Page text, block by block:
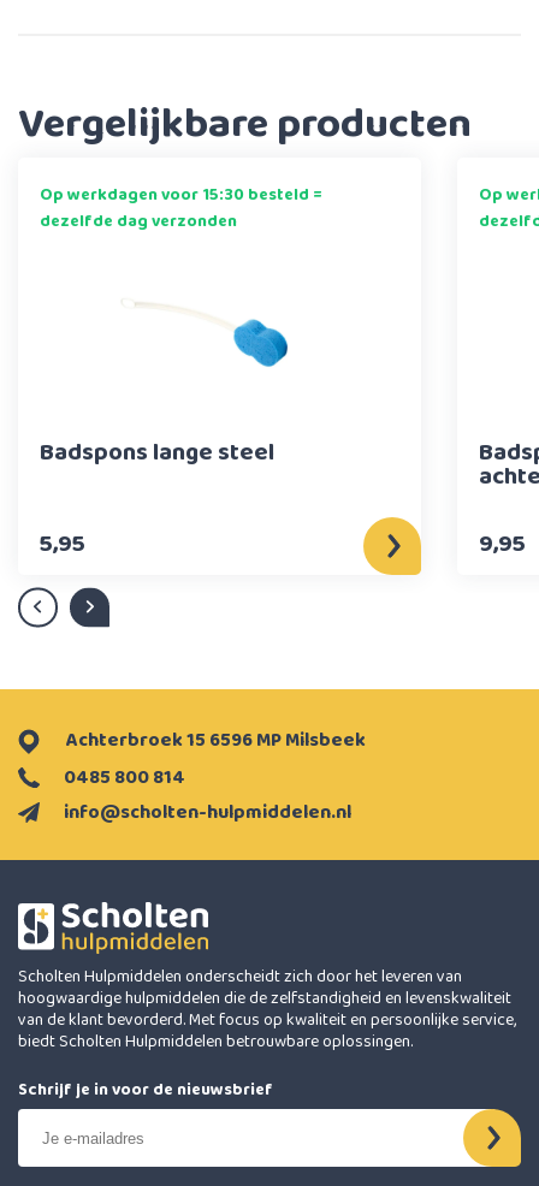
Vergelijkbare producten
Op werkdagen voor 15:30 besteld =
dezelfde dag verzonden
Badspons lange steel
5,95
Op
9,95
info@scholten-hulpmiddelen.nl
0485 800 814
Achterbroek 15 6596 MP Milsbeek
Scholten Hulpmiddelen onderscheidt zich door het leveren van
hoogwaardige hulpmiddelen die de zelfstandigheid en levenskwaliteit
van de klant bevorderd. Met focus op kwaliteit en persoonlijke service,
biedt Scholten Hulpmiddelen betrouwbare oplossingen.
Schrijf je in voor de nieuwsbrief